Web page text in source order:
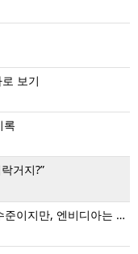
보기
록
거지?”
이지만, 엔비디아는 차
술을 구축한다는 점이